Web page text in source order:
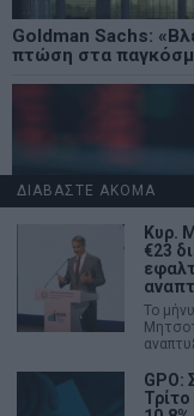
Goldman Sachs:
πτώση στα
ΔΙΑΒΑΣΤΕ ΑΚΟΜΑ
Κυρ.
€23
Το
GPO: